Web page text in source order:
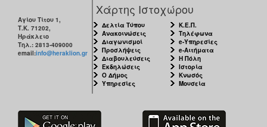
Αγίου Τίτου 1,
Τ.Κ. 71202,
Ηράκλειο
Τηλ.: 2813-409000
email:info@heraklion.gr
Χάρτης Ιστοχώρου
Δελτία Τύπου
Ανακοινώσεις
Διαγωνισμοί
Προσλήψεις
Διαβουλεύσεις
Εκδηλώσεις
Ο Δήμος
Υπηρεσίες
Κ.Ε.Π.
Τηλέφωνα
e-Υπηρεσίες
e-Αιτήματα
Η Πόλη
Ιστορία
Κνωσός
Μουσεία